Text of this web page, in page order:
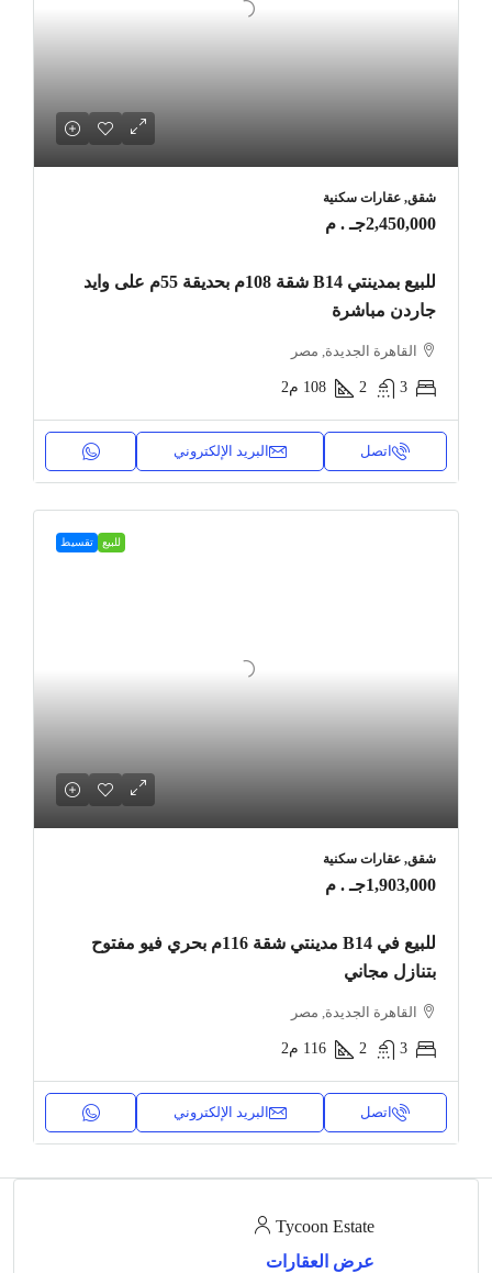
شقق, عقارات سكنية
2,450,000جـ . م
للبيع بمدينتي B14 شقة 108م بحديقة 55م على وايد
جاردن مباشرة
القاهرة الجديدة, مصر
3
2
108 م2
اتصل البريد الإلكتروني
للبيع تقسيط
شقق, عقارات سكنية
1,903,000جـ . م
للبيع في B14 مدينتي شقة 116م بحري فيو مفتوح
بتنازل مجاني
القاهرة الجديدة, مصر
3
2
116 م2
اتصل البريد الإلكتروني
Tycoon Estate
عرض العقارات